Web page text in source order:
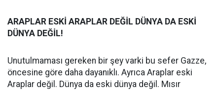
ARAPLAR ESKİ ARAPLAR DEĞİL DÜNYA DA ESKİ
DÜNYA DEĞİL!
Unutulmaması gereken bir şey varki bu sefer Gazze,
öncesine göre daha dayanıklı. Ayrıca Araplar eski
Araplar değil. Dünya da eski dünya değil. Mısır